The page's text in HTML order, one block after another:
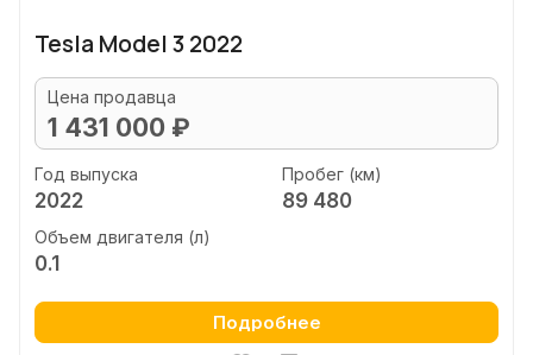
Tesla Model 3 2022
Цена продавца
1 431 000 ₽
Год выпуска
2022
Пробег (км)
89 480
Объем двигателя (л)
0.1
Подробнее